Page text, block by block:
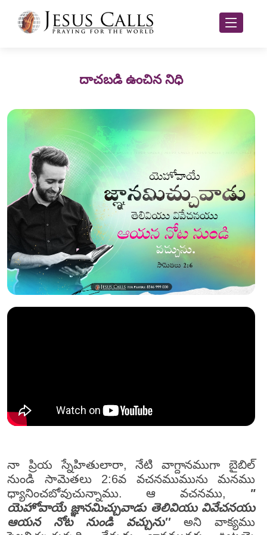
దాచబడి ఉంచిన నిధి
నా ప్రియ స్నేహితులారా, నేటి వాగ్దానముగా బైబిల్
నుండి సామెతలు 2:6వ వచనముమును మనము
ధ్యానించబోవుచున్నాము. ఆ వచనము, "
యెహోవాయే జ్ఞానమిచ్చువాడు తెలివియు వివేచనయు
ఆయన నోట నుండి వచ్చును'' అని వాక్యము